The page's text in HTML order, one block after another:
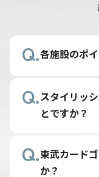
Q.各施設のポ
A.還元率の
POINTホ
Q.スタイリッ
とですか？
A.東武カー
テーマと
Q.東武カード
か？